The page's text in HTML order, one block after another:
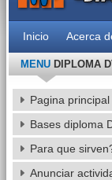
Inicio Acerca
MENUDIPLOMA
Pagina principal
Bases diploma
Para que
Anunciar